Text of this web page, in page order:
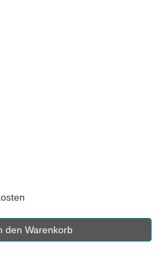
den Warenkorb